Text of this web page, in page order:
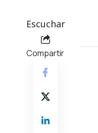
Escuchar
Compartir